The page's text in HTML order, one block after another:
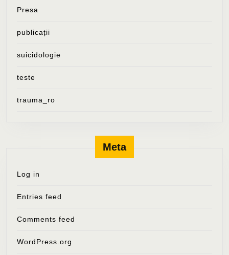
Presa
publicații
suicidologie
teste
trauma_ro
Meta
Log in
Entries feed
Comments feed
WordPress.org